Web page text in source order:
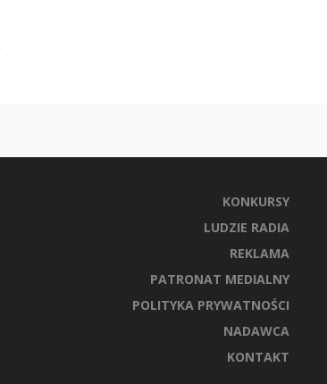
KONKURSY
LUDZIE RADIA
REKLAMA
PATRONAT MEDIALNY
POLITYKA PRYWATNOŚCI
NADAWCA
KONTAKT